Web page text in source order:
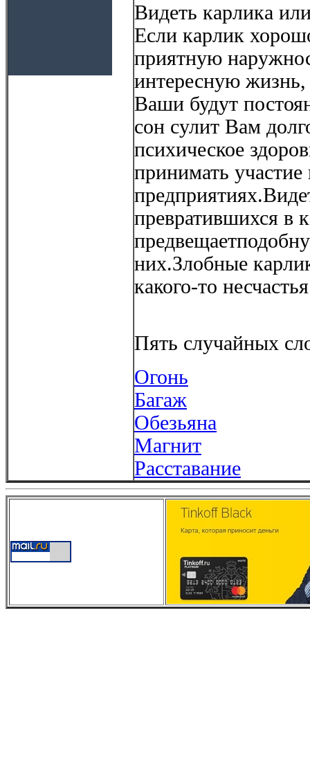
Видеть карлика
Если карлик
приятную
интересную жизнь,
Ваши будут
сон сулит Вам
психическое
принимать
превратившихся в
них.Злобные
какого-то
Пять случайных
Огонь
Багаж
Обезьяна
Магнит
Расставание